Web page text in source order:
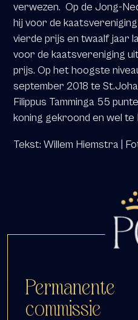
verwezen. Op de Jong-
hij voor de
vierde prijs en twaalf jaar
voor de kaatsvereniging
prijs. Op het hoogste
september 2018 te
Filippus Tamminga 55
koning gekroond en wel te
Tekst: Willem Hiemstra |
Permanente
commissie